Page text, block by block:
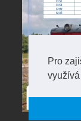
Pro